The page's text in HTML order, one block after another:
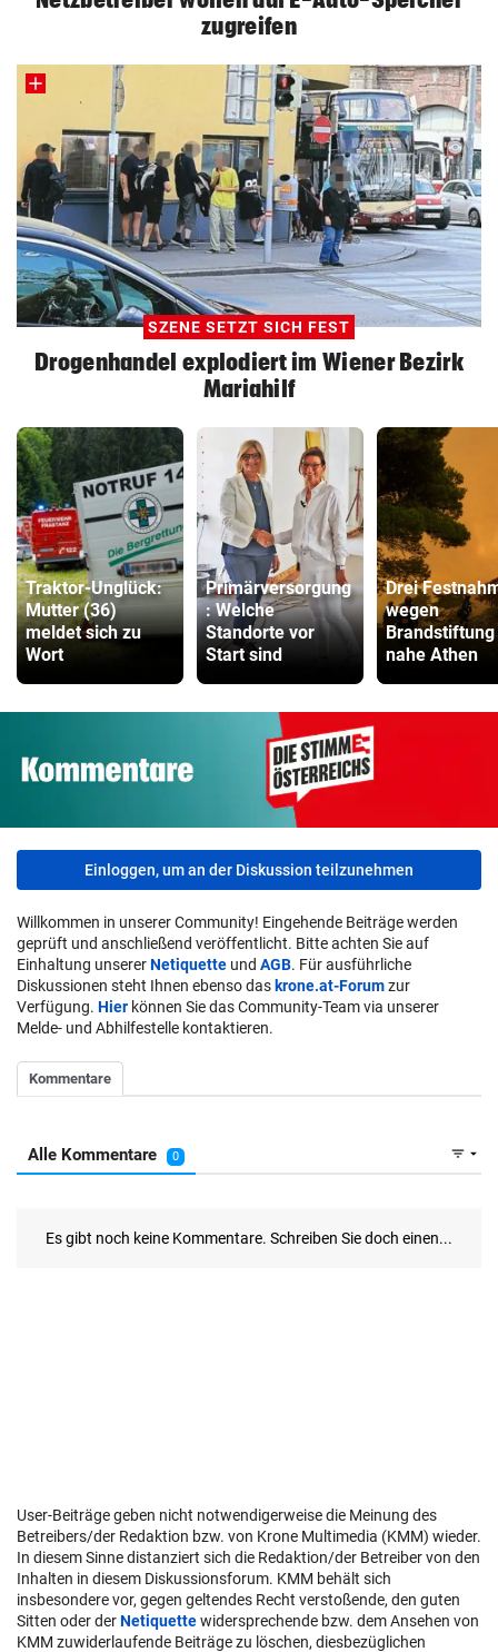
zugreifen
SZENE SETZT SICH FEST
Drogenhandel explodiert im Wiener Bezirk
Mariahilf
Traktor-Unglück:
Mutter (36)
meldet sich zu
Wort
Primärversorgung
: Welche
Standorte vor
Start sind
Drei
wegen
Brandstiftung
nahe Athen
Einloggen, um an der Diskussion teilzunehmen
Willkommen in unserer Community! Eingehende Beiträge werden
geprüft und anschließend veröffentlicht. Bitte achten Sie auf
Einhaltung unsererNetiquette und AGB. Für ausführliche
Diskussionen steht Ihnen ebenso das krone.at-Forumzur
Verfügung. Hier können Sie das Community-Team via unserer
Melde- und Abhilfestelle kontaktieren.
User-Beiträge geben nicht notwendigerweise die Meinung des
Betreibers/der Redaktion bzw. von Krone Multimedia (KMM) wieder.
In diesem Sinne distanziert sich die Redaktion/der Betreiber von den
Inhalten in diesem Diskussionsforum. KMM behält sich
insbesondere vor, gegen geltendes Recht verstoßende, den guten
Sitten oder derNetiquettewidersprechende bzw. dem Ansehen von
KMM zuwiderlaufende Beiträge zu löschen, diesbezüglichen